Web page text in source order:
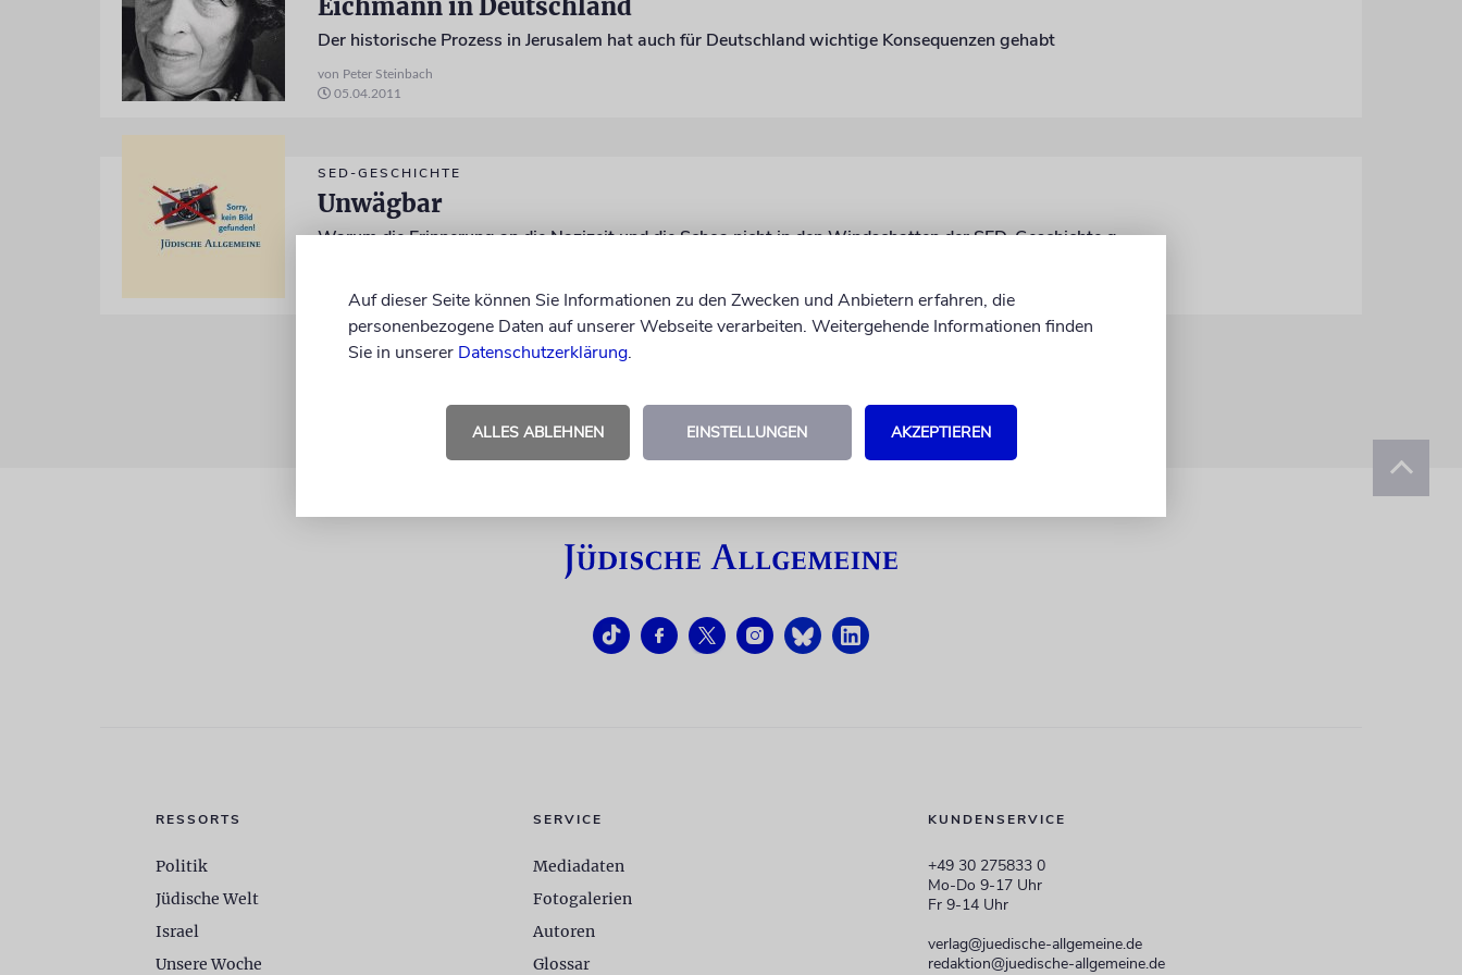
Eichmann in Deutschland
Der historische Prozess in Jerusalem hat auch für Deutschland wichtige Konsequenzen gehabt
von Peter Steinbach
05.04.2011
SED-GESCHICHTE
Unwägbar
Warum die Erinnerung an die Nazizeit und die Schoa nicht in den Windschatten der SED-Geschichte geraten darf
KUNDENSERVICE
+49 30 275833 0
Mo-Do 9-17 Uhr
Fr 9-14 Uhr
verlag@juedische-allgemeine.de
redaktion@juedische-allgemeine.de
RESSORTS
Politik
Jüdische Welt
Israel
Unsere Woche
SERVICE
Mediadaten
Fotogalerien
Autoren
Glossar
Auf dieser Seite können Sie Informationen zu den Zwecken und Anbietern erfahren, die
personenbezogene Daten auf unserer Webseite verarbeiten. Weitergehende Informationen finden
Sie in unserer Datenschutzerklärung.
ALLES ABLEHNEN EINSTELLUNGEN AKZEPTIEREN